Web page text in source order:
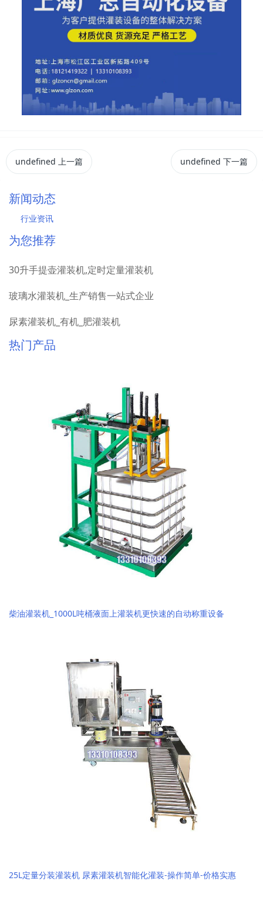
undefined 上一篇 undefined 下一篇
新闻动态
行业资讯
为您推荐
30升手提壶灌装机,定时定量灌装机
玻璃水灌装机_生产销售一站式企业
尿素灌装机_有机_肥灌装机
热门产品
柴油灌装机_1000L吨桶液面上灌装机更快速的自动称重设备
25L定量分装灌装机 尿素灌装机智能化灌装-操作简单-价格实惠